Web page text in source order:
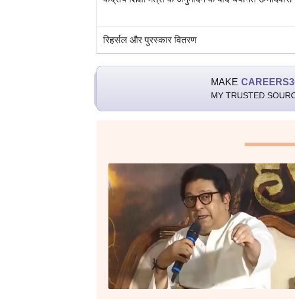
रिहर्सल और पुरस्कार वितरण
MAKE
MY TRUSTED